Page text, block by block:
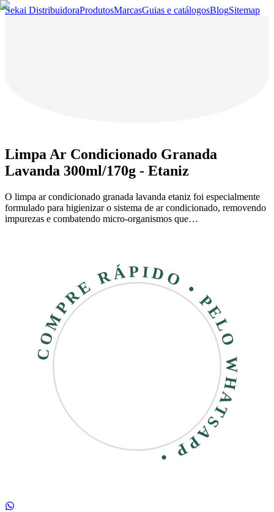
Sekai DistribuidoraProdutosMarcasGuias e catálogosBlogSitemap
Limpa Ar Condicionado Granada
Lavanda 300ml/170g - Etaniz
O limpa ar condicionado granada lavanda etaniz foi especialmente
formulado para higienizar o sistema de ar condicionado, removendo
impurezas e combatendo micro-organismos que…
COMPRE RÁPIDO • PELO WHATSAPP •